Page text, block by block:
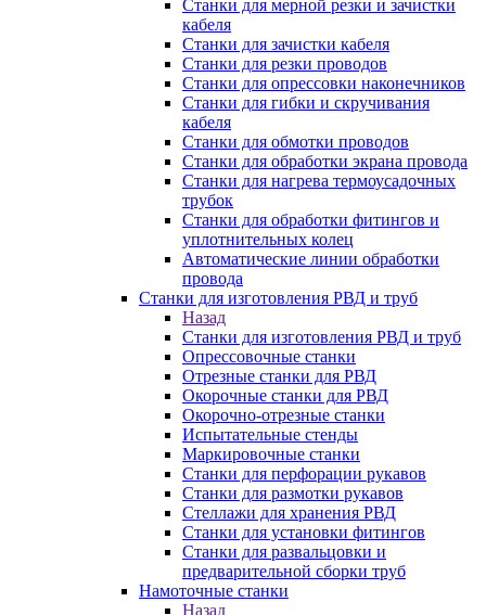
Станки для мерной резки и зачистки
кабеля
Станки для зачистки кабеля
Станки для резки проводов
Станки для опрессовки наконечников
Станки для гибки и скручивания
кабеля
Станки для обмотки проводов
Станки для обработки экрана провода
Станки для нагрева термоусадочных
трубок
Станки для обработки фитингов и
уплотнительных колец
Автоматические линии обработки
провода
Станки для изготовления РВД и труб
Назад
Станки для изготовления РВД и труб
Опрессовочные станки
Отрезные станки для РВД
Окорочные станки для РВД
Окорочно-отрезные станки
Испытательные стенды
Маркировочные станки
Станки для перфорации рукавов
Станки для размотки рукавов
Стеллажи для хранения РВД
Станки для установки фитингов
Станки для развальцовки и
предварительной сборки труб
Намоточные станки
Назад